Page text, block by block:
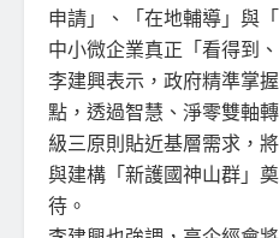
申請」、「在地輔導」與
中小微企業真正「看得到
李建興表示，政府精準掌
點，透過智慧、淨零雙軸
級三原則貼近基層需求，
與建構「新護國神山群」
待。